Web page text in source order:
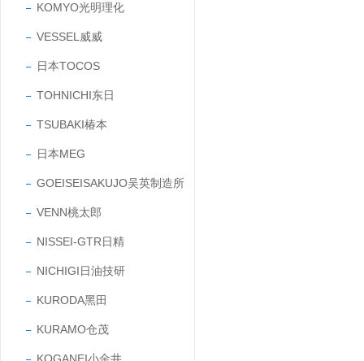
KOMYO光明理化
VESSEL威威
日本TOCOS
TOHNICHI东日
TSUBAKI椿本
日本MEG
GOEISEISAKUJO吴英制造所
VENN桃太郎
NISSEI-GTR日精
NICHIGI日油技研
KURODA黑田
KURAMO仓茂